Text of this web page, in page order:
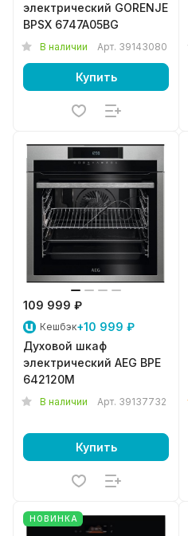
электрический GORENJE
BPSX 6747A05BG
В наличии Арт. 39143080
Купить
109 999 ₽
Кешбэк+10 999 ₽
Духовой шкаф
электрический AEG BPE
642120M
В наличии Арт. 39137732
Купить
НОВИНКА